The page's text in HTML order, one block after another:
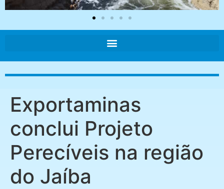
Exportaminas
conclui Projeto
Perecíveis na região
do Jaíba